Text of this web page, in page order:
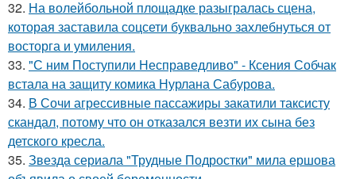
32. На волейбольной площадке разыгралась сцена,
которая заставила соцсети буквально захлебнуться от
восторга и умиления.
33. "С ним Поступили Несправедливо" - Ксения Собчак
встала на защиту комика Нурлана Сабурова.
34. В Сочи агрессивные пассажиры закатили таксисту
скандал, потому что он отказался везти их сына без
детского кресла.
35. Звезда сериала "Трудные Подростки" мила ершова